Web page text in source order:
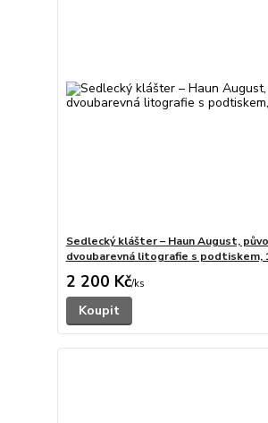
Sedlecký klášter – Haun August,
dvoubarevná litografie s podtiskem,
2 200 Kč/ks
Koupit